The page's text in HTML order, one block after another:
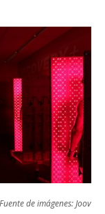
Fuente de imágenes: Joov